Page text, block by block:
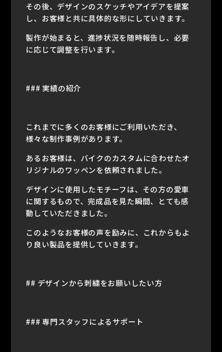
その後、デザインのスケッチやアイデアを提案
し、お客様と共に具体的な形にしていきます。
製作が始まると、進捗状況を随時報告し、必要
に応じて調整を行います。
### 実績の紹介
これまでに多くのお客様にご利用いただき、
様々な制作事例があります。
あるお客様は、バイクのカスタムに合わせたオ
リジナルのワッペンを依頼されました。
デザインに使用したモチーフは、その方の愛車
に関するもので、完成品を見た瞬間、とても感
動していただきました。
このようなお客様の声を励みに、これからもよ
り良い製品を提供していきます。
## デザインから刺繍をお願いしたい方
### 専門スタッフによるサポート